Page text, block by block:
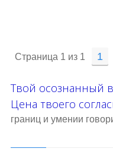
Страница 1 из 1 1
Твой осознанный
Цена твоего
границ и умении